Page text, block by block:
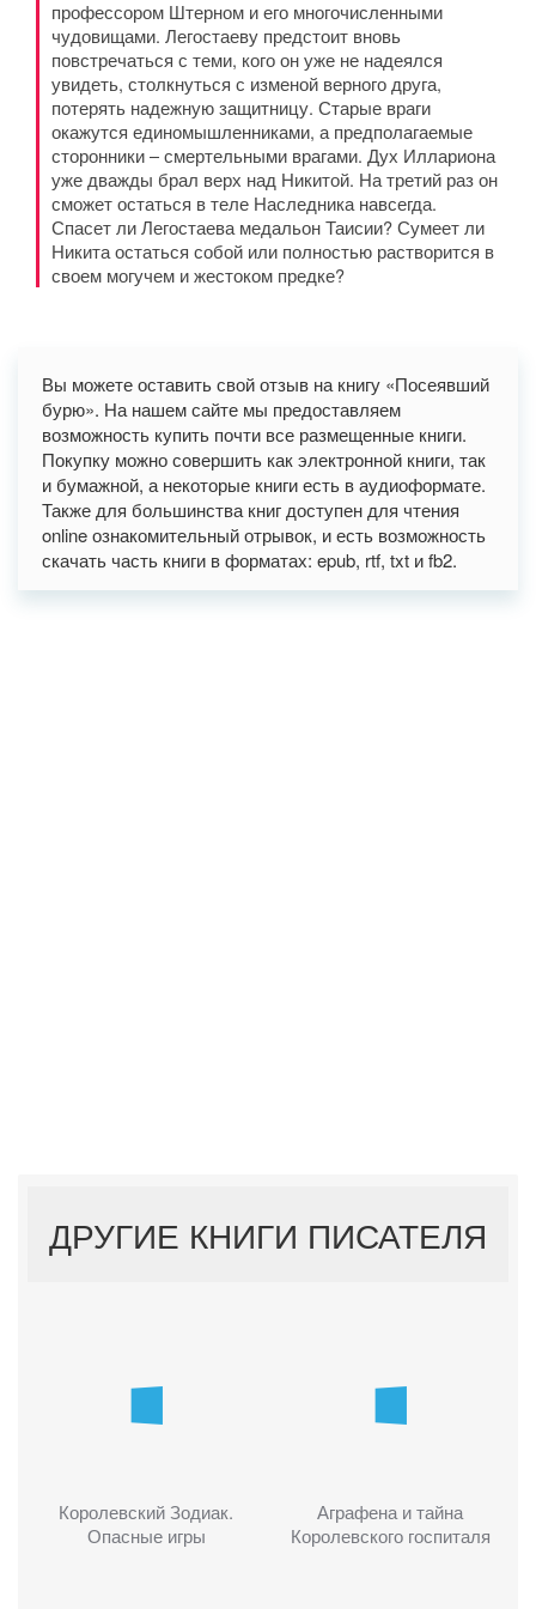
профессором Штерном и его многочисленными
чудовищами. Легостаеву предстоит вновь
повстречаться с теми, кого он уже не надеялся
увидеть, столкнуться с изменой верного друга,
потерять надежную защитницу. Старые враги
окажутся единомышленниками, а предполагаемые
сторонники – смертельными врагами. Дух Иллариона
уже дважды брал верх над Никитой. На третий раз он
сможет остаться в теле Наследника навсегда.
Спасет ли Легостаева медальон Таисии? Сумеет ли
Никита остаться собой или полностью растворится в
своем могучем и жестоком предке?
Вы можете оставить свой отзыв на книгу «Посеявший
бурю». На нашем сайте мы предоставляем
возможность купить почти все размещенные книги.
Покупку можно совершить как электронной книги, так
и бумажной, а некоторые книги есть в аудиоформате.
Также для большинства книг доступен для чтения
online ознакомительный отрывок, и есть возможность
скачать часть книги в форматах: epub, rtf, txt и fb2.
ДРУГИЕ КНИГИ ПИСАТЕЛЯ
Королевский Зодиак.
Опасные игры
Аграфена и тайна
Королевского госпиталя